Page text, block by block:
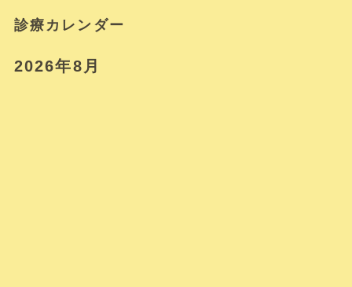
診療カレンダー
2026年8月